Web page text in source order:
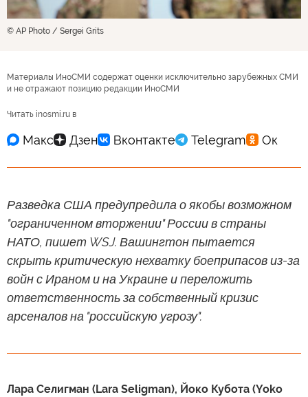
© AP Photo / Sergei Grits
Материалы ИноСМИ содержат оценки исключительно зарубежных СМИ
и не отражают позицию редакции ИноСМИ
Читать inosmi.ru в
Разведка США предупредила о якобы возможном
"ограниченном вторжении" России в страны
НАТО, пишет WSJ. Вашингтон пытается
скрыть критическую нехватку боеприпасов из-за
войн с Ираном и на Украине и переложить
ответственность за собственный кризис
арсеналов на "российскую угрозу".
Лара Селигман (Lara Seligman), Йоко Кубота (Yoko